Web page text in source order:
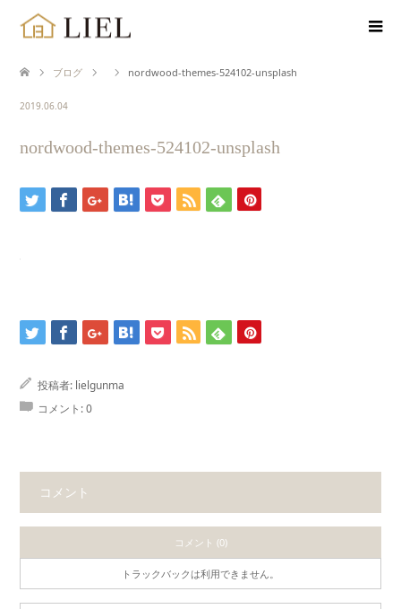
ブログ nordwood-themes-524102-unsplash
2019.06.04
nordwood-themes-524102-unsplash
投稿者: lielgunma
コメント:0
コメント
コメント (0)
トラックバックは利用できません。